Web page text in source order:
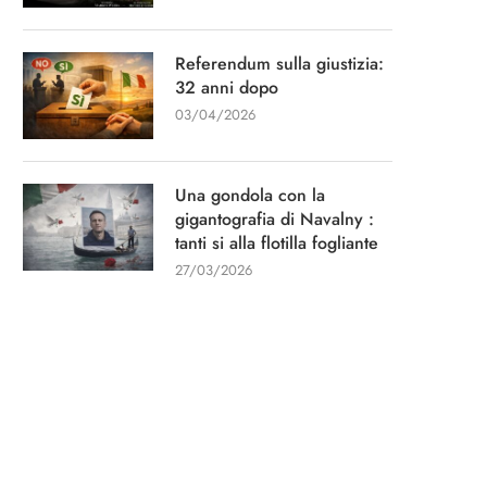
Referendum sulla giustizia:
32 anni dopo
03/04/2026
Una gondola con la
gigantografia di Navalny :
tanti si alla flotilla fogliante
27/03/2026